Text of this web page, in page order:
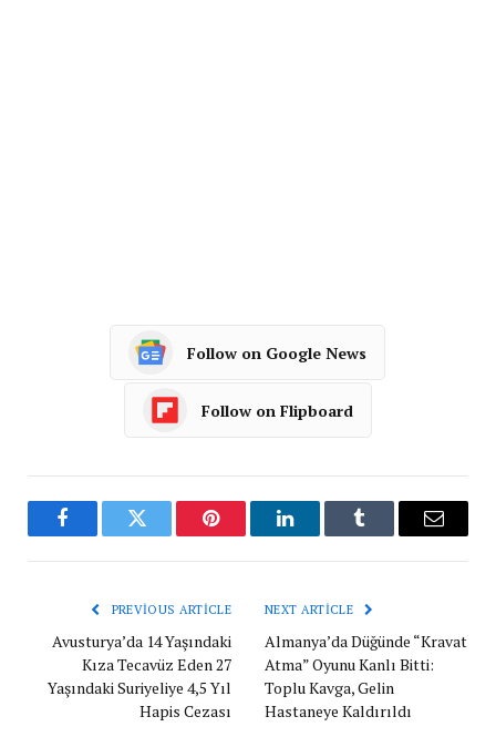
Follow on Google News
Follow on Flipboard
FacebookTwitter Pinterest LinkedInTumblr Email
PREVIOUS ARTICLE
Avusturya’da 14 Yaşındaki
Kıza Tecavüz Eden 27
Yaşındaki Suriyeliye 4,5 Yıl
Hapis Cezası
NEXT ARTICLE
Almanya’da Düğünde “Kravat
Atma” Oyunu Kanlı Bitti:
Toplu Kavga, Gelin
Hastaneye Kaldırıldı